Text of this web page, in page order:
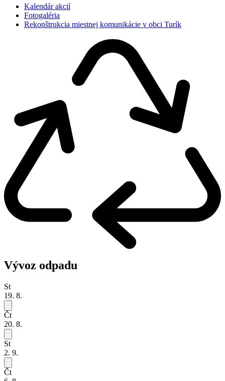
Kalendár akcií
Fotogaléria
Rekonštrukcia miestnej komunikácie v obci Turík
Vývoz odpadu
St
19. 8.
Čt
20. 8.
St
2. 9.
Čt